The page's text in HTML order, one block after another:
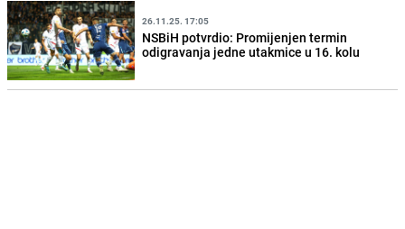
26.11.25. 17:05
NSBiH potvrdio: Promijenjen termin
odigravanja jedne utakmice u 16. kolu